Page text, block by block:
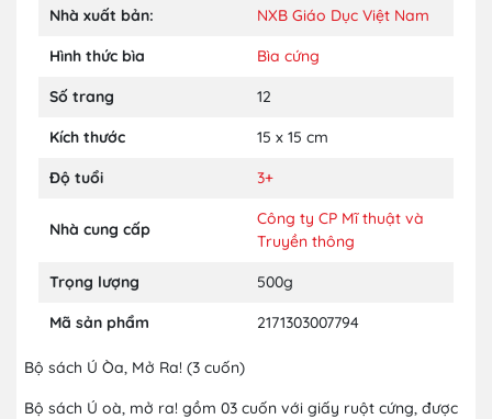
Nhà xuất bản: NXB Giáo Dục Việt Nam
Hình thức bìa Bìa cứng
Số trang 12
Kích thước 15 x 15 cm
Độ tuổi 3+
Nhà cung cấp
Công ty CP Mĩ thuật và
Truyền thông
Trọng lượng 500g
Mã sản phẩm 2171303007794
Bộ sách Ú Òa, Mở Ra! (3 cuốn)
Bộ sách Ú oà, mở ra! gồm 03 cuốn với giấy ruột cứng, được